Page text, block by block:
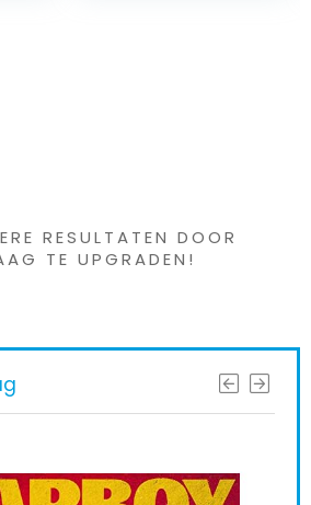
RESULTATEN DOOR
TE UPGRADEN!